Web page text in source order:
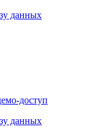
данных
доступ
данных